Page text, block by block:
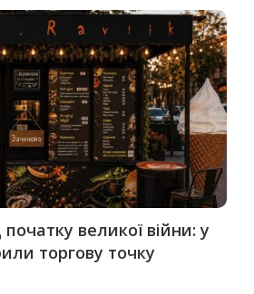
великої війни: у
торгову точку